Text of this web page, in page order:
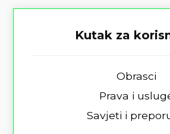
Kutak za
Obrasci
Prava i
Savjeti i